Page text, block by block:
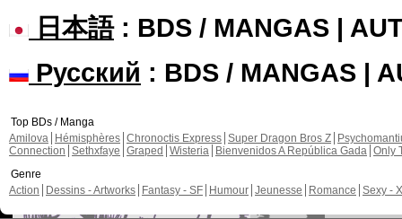
日本語: BDS / MANGAS |
Русский : BDS / MANGAS |
Top BDs / Manga
Amilova
Hémisphères Chronoctis Express Super Dragon Bros Z
Connection Sethxfaye Graped Wisteria Bienvenidos A República Gada Only
Genre
Action
Dessins - Artworks Fantasy - SF Humour Jeunesse Romance Sexy -